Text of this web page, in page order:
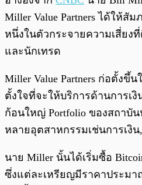
Miller Value Partners ได้ให้สั
หนึ่งในตัวกระจายความเสี่ยง
และนักเทรด
Miller Value Partners ก่อตั้งขึ้
ตั้งใจที่จะให้บริการด้านการเ
ก้อนใหญ่ Portfolio ของสถาบั
หลายอุตสาหกรรมเช่นการเงิ
นาย Miller นั้นได้เริ่มซื้อ
ซึ่งแต่ละเหรียญมีราคาประมา